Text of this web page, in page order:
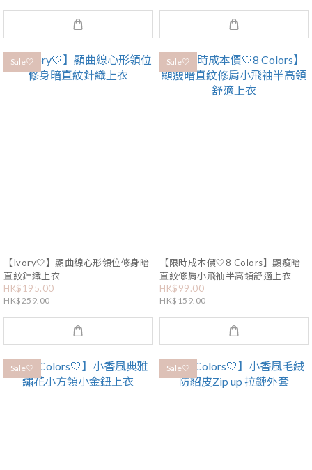
Sale🤍
【Ivory🤍】顯曲線心形領位修身暗
直紋針織上衣
HK$195.00
HK$259.00
Sale🤍
【限時成本價🤍8 Colors】顯瘦暗
直紋修肩小飛袖半高領舒適上衣
HK$99.00
HK$159.00
Sale🤍 Sale🤍